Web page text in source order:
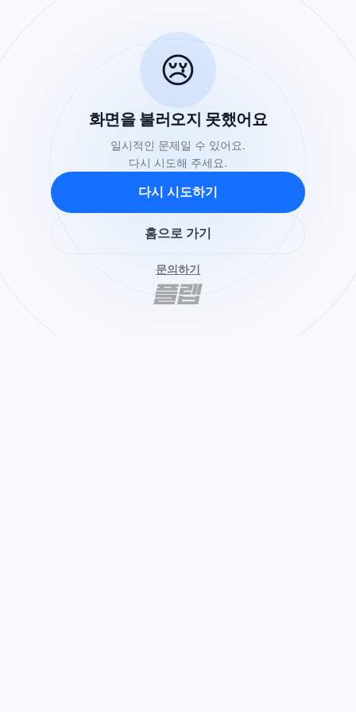
😢
화면을 불러오지 못했어요
일시적인 문제일 수 있어요.
다시 시도해 주세요.
다시 시도하기
홈으로 가기
문의하기